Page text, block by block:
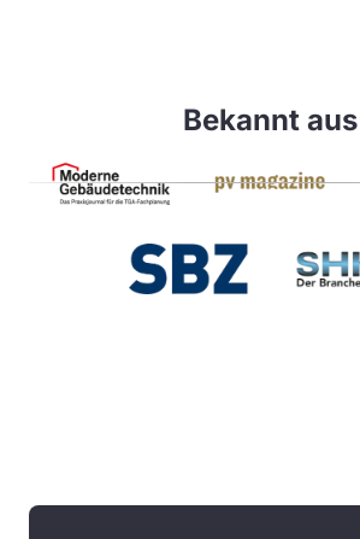
Bekannt aus